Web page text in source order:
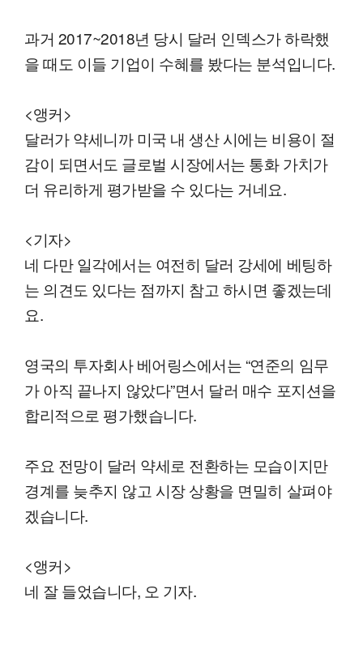
과거 2017~2018년 당시 달러 인덱스가 하락했
을 때도 이들 기업이 수혜를 봤다는 분석입니다.
<앵커>
달러가 약세니까 미국 내 생산 시에는 비용이 절
감이 되면서도 글로벌 시장에서는 통화 가치가
더 유리하게 평가받을 수 있다는 거네요.
<기자>
네 다만 일각에서는 여전히 달러 강세에 베팅하
는 의견도 있다는 점까지 참고 하시면 좋겠는데
요.
영국의 투자회사 베어링스에서는 “연준의 임무
가 아직 끝나지 않았다”면서 달러 매수 포지션을
합리적으로 평가했습니다.
주요 전망이 달러 약세로 전환하는 모습이지만
경계를 늦추지 않고 시장 상황을 면밀히 살펴야
겠습니다.
<앵커>
네 잘 들었습니다, 오 기자.